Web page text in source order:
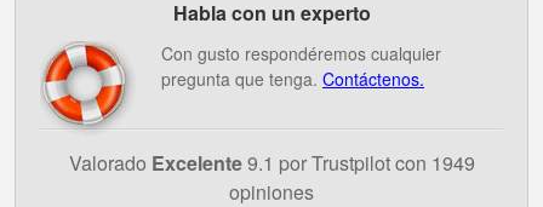
Habla con un experto
Con gusto respondéremos cualquier
pregunta que tenga. Contáctenos.
Valorado Excelente9.1 por Trustpilot con 1949
opiniones